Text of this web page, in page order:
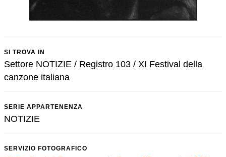
SI TROVA IN
Settore NOTIZIE / Registro 103 / XI Festival della
canzone italiana
SERIE APPARTENENZA
NOTIZIE
SERVIZIO FOTOGRAFICO